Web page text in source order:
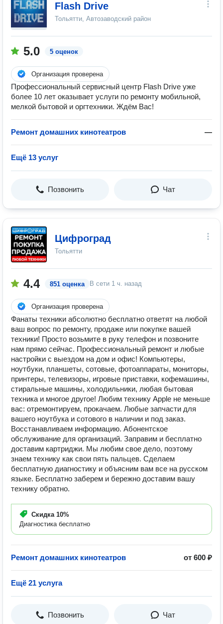
Flash Drive
Тольятти, Автозаводский район
5.0 5 оценок
Организация проверена
Профессиональный сервисный центр Flash Drive уже
более 10 лет оказывает услуги по ремонту мобильной,
мелкой бытовой и оргтехники. Ждём Вас!
Ремонт домашних кинотеатров —
Ещё 13 услуг
Позвонить Чат
Цифроград
Тольятти
4.4 851 оценка В сети 1 ч. назад
Организация проверена
Фанаты техники абсолютно бесплатно ответят на любой
ваш вопрос по ремонту, продаже или покупке вашей
техники! Просто возьмите в руку телефон и позвоните
нам прямо сейчас. Профессиональный ремонт и любые
настройки с выездом на дом и офис! Компьютеры,
ноутбуки, планшеты, сотовые, фотоаппараты, мониторы,
принтеры, телевизоры, игровые приставки, кофемашины,
стиральные машины, холодильники, любая бытовая
техника и многое другое! Любим технику Apple не меньше
вас: отремонтируем, прокачаем. Любые запчасти для
вашего ноутбука и сотового в наличии и под заказ.
Восстанавливаем информацию. Абонентское
обслуживание для организаций. Заправим и бесплатно
доставим картриджи. Мы любим свое дело, поэтому
знаем технику как свои пять пальцев. Сделаем
бесплатную диагностику и объясним вам все на русском
языке. Бесплатно заберем и бережно доставим вашу
технику обратно.
Скидка 10%
Диагностика бесплатно
Ремонт домашних кинотеатров от 600 ₽
Ещё 21 услуга
Позвонить Чат